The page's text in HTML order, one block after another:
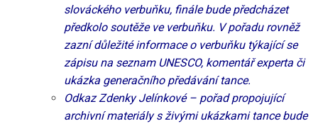
slováckého verbuňku, finále bude předcházet
předkolo soutěže ve verbuňku. V pořadu rovněž
zazní důležité informace o verbuňku týkající se
zápisu na seznam UNESCO, komentář experta či
ukázka generačního předávání tance.
Odkaz Zdenky Jelínkové – pořad propojující
archivní materiály s živými ukázkami tance bude